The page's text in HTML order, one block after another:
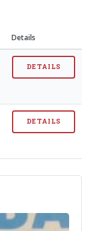
Details
DETAILS
DETAILS